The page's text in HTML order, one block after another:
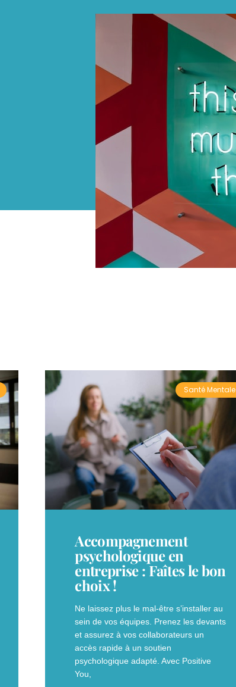
Santé Mentale
Accompagnement
psychologique en
entreprise : Faîtes le bon
choix !
Ne laissez plus le mal-être s’installer au
sein de vos équipes. Prenez les devants
et assurez à vos collaborateurs un
accès rapide à un soutien
psychologique adapté. Avec Positive
You,